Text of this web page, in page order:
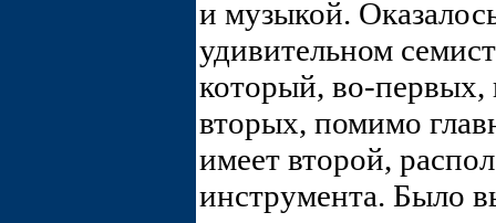
и музыкой.
удивительном
который, во-первых,
вторых, помимо
имеет второй,
инструмента. Было